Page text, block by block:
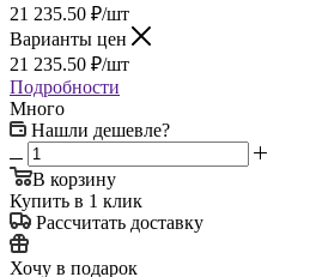
21 235.50 ₽/шт
Варианты цен
21 235.50 ₽/шт
Подробности
Много
Нашли дешевле?
В корзину
Купить в 1 клик
Рассчитать доставку
Хочу в подарок